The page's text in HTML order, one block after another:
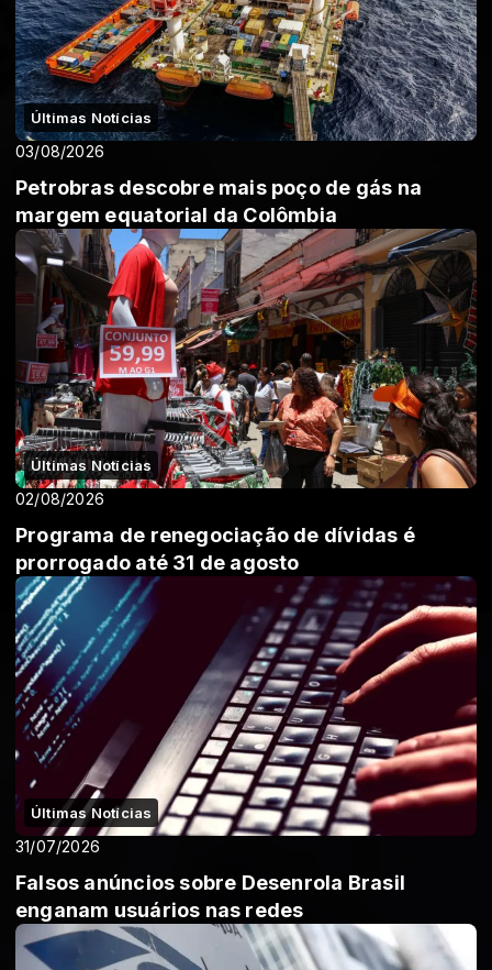
Últimas Notícias
03/08/2026
Petrobras descobre mais poço de gás na
margem equatorial da Colômbia
Últimas Notícias
02/08/2026
Programa de renegociação de dívidas é
prorrogado até 31 de agosto
Últimas Notícias
31/07/2026
Falsos anúncios sobre Desenrola Brasil
enganam usuários nas redes